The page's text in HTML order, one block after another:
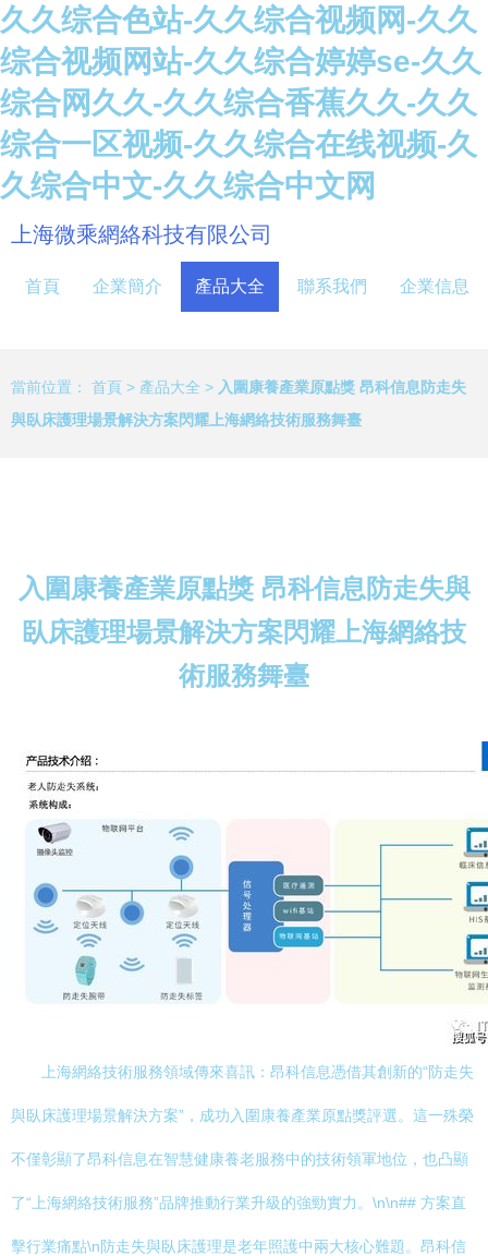
久久综合色站-久久综合视频网-久久
综合视频网站-久久综合婷婷se-久久
综合网久久-久久综合香蕉久久-久久
综合一区视频-久久综合在线视频-久
久综合中文-久久综合中文网
上海微乘網絡科技有限公司
首頁 企業簡介 產品大全 聯系我們 企業信息
當前位置： 首頁 > 產品大全 > 入圍康養產業原點獎 昂科信息防走失
與臥床護理場景解決方案閃耀上海網絡技術服務舞臺
入圍康養產業原點獎 昂科信息防走失與
臥床護理場景解決方案閃耀上海網絡技
術服務舞臺
上海網絡技術服務領域傳來喜訊：昂科信息憑借其創新的“防走失
與臥床護理場景解決方案”，成功入圍康養產業原點獎評選。這一殊榮
不僅彰顯了昂科信息在智慧健康養老服務中的技術領軍地位，也凸顯
了“上海網絡技術服務”品牌推動行業升級的強勁實力。\n\n## 方案直
擊行業痛點\n防走失與臥床護理是老年照護中兩大核心難題。昂科信